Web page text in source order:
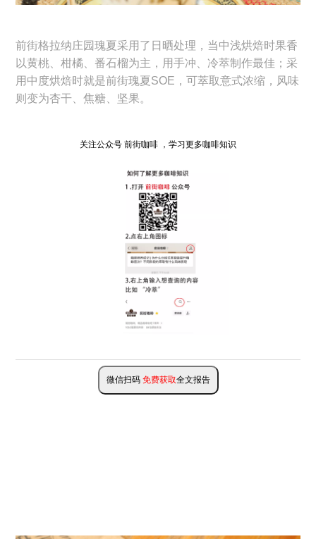
前街格拉纳庄园瑰夏采用了日晒处理，当中浅烘焙时果香
以黄桃、柑橘、番石榴为主，用手冲、冷萃制作最佳；采
用中度烘焙时就是前街瑰夏SOE，可萃取意式浓缩，风味
则变为杏干、焦糖、坚果。
关注公众号 前街咖啡 ，学习更多咖啡知识
微信扫码 免费获取全文报告